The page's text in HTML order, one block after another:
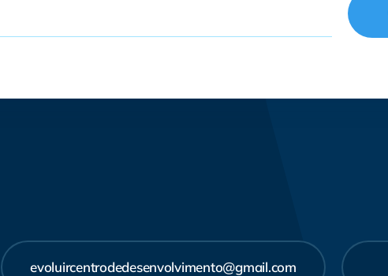
evoluircentrodedesenvolvimento@gmail.com